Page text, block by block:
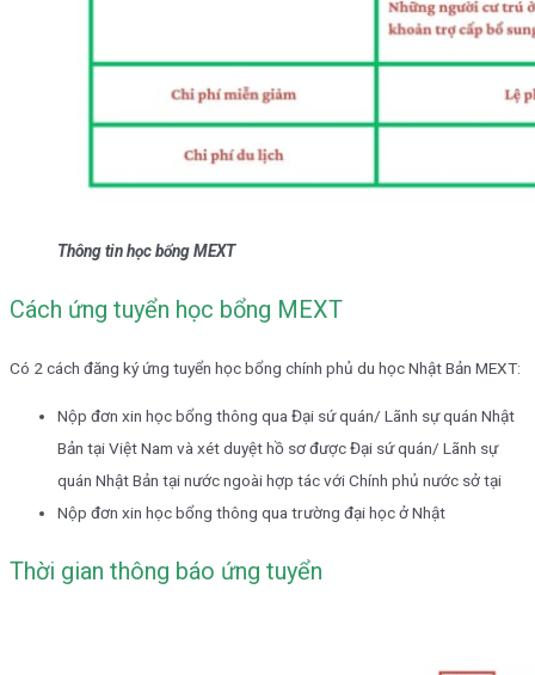
Thông tin học bổng MEXT
Cách ứng tuyển học bổng MEXT
Có 2 cách đăng ký ứng tuyển học bổng chính phủ du học Nhật Bản MEXT:
Nộp đơn xin học bổng thông qua Đại sứ quán/ Lãnh sự quán Nhật
Bản tại Việt Nam và xét duyệt hồ sơ được Đại sứ quán/ Lãnh sự
quán Nhật Bản tại nước ngoài hợp tác với Chính phủ nước sở tại
Nộp đơn xin học bổng thông qua trường đại học ở Nhật
Thời gian thông báo ứng tuyển